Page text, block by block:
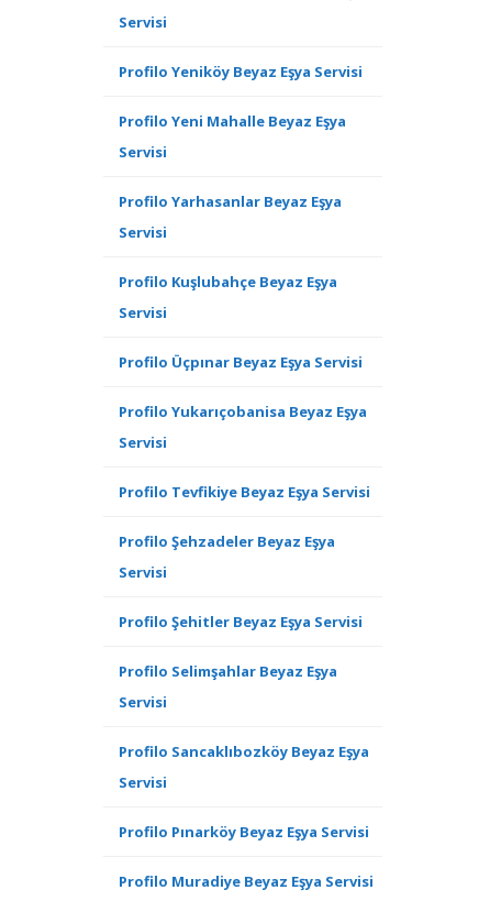
Servisi
Profilo Yeniköy Beyaz Eşya Servisi
Profilo Yeni Mahalle Beyaz Eşya
Servisi
Profilo Yarhasanlar Beyaz Eşya
Servisi
Profilo Kuşlubahçe Beyaz Eşya
Servisi
Profilo Üçpınar Beyaz Eşya Servisi
Profilo Yukarıçobanisa Beyaz Eşya
Servisi
Profilo Tevfikiye Beyaz Eşya Servisi
Profilo Şehzadeler Beyaz Eşya
Servisi
Profilo Şehitler Beyaz Eşya Servisi
Profilo Selimşahlar Beyaz Eşya
Servisi
Profilo Sancaklıbozköy Beyaz Eşya
Servisi
Profilo Pınarköy Beyaz Eşya Servisi
Profilo Muradiye Beyaz Eşya Servisi